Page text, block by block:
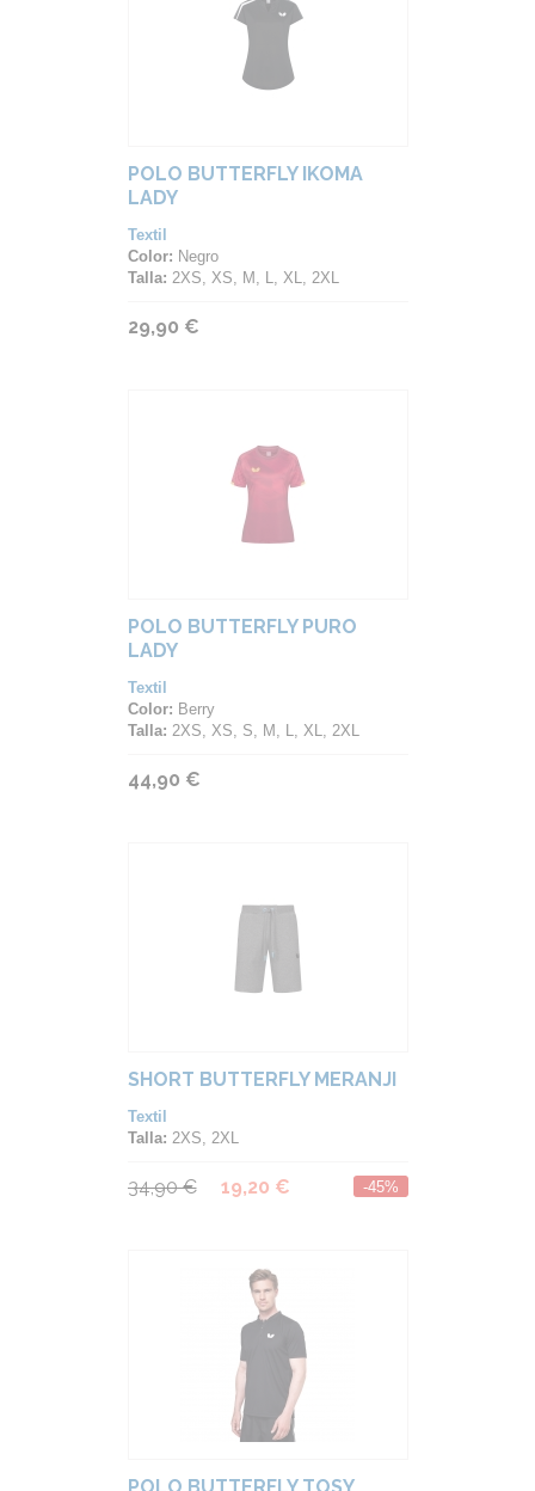
POLO BUTTERFLY IKOMA
LADY
Textil
Color: Negro
Talla: 2XS, XS, M, L, XL, 2XL
29,90 €
POLO BUTTERFLY PURO
LADY
Textil
Color: Berry
Talla: 2XS, XS, S, M, L, XL, 2XL
44,90 €
SHORT BUTTERFLY MERANJI
Textil
Talla: 2XS, 2XL
34,90 € 19,20 € -45%